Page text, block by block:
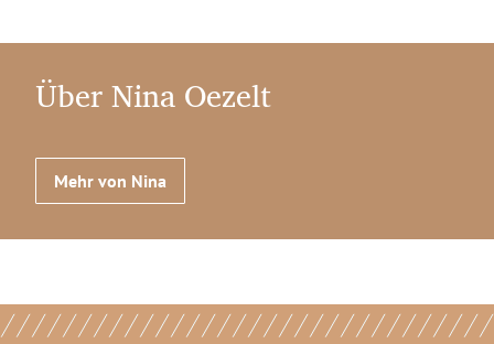
Über Nina Oezelt
Mehr von Nina